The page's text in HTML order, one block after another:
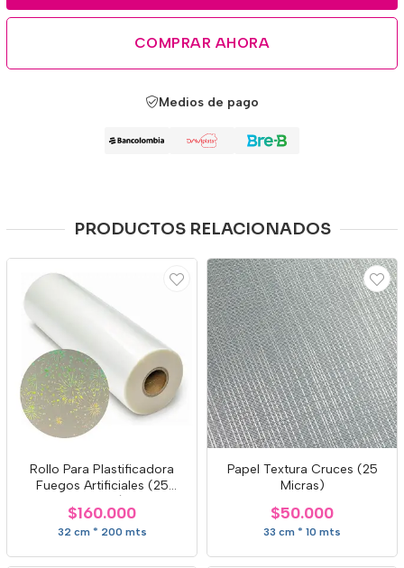
COMPRAR AHORA
Medios de pago
PRODUCTOS RELACIONADOS
Rollo Para Plastificadora
Fuegos Artificiales (25
$160.000
32 cm * 200 mts
Papel Textura Cruces (25
Micras)
$50.000
33 cm * 10 mts